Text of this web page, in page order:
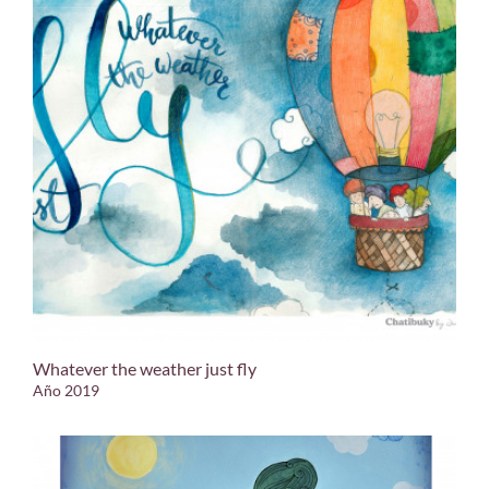
Whatever the weather just fly
Año 2019